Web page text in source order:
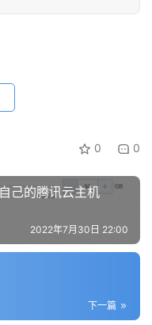
0 0
己的腾讯云主机
2022年7月30日 22:00
下一篇